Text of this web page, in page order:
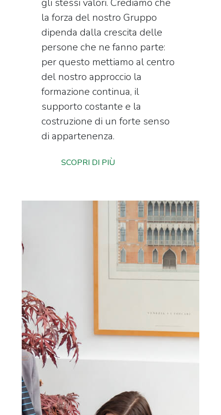
gli stessi valori. Crediamo che
la forza del nostro Gruppo
dipenda dalla crescita delle
persone che ne fanno parte:
per questo mettiamo al centro
del nostro approccio la
formazione continua, il
supporto costante e la
costruzione di un forte senso
di appartenenza.
SCOPRI DI PIÙ